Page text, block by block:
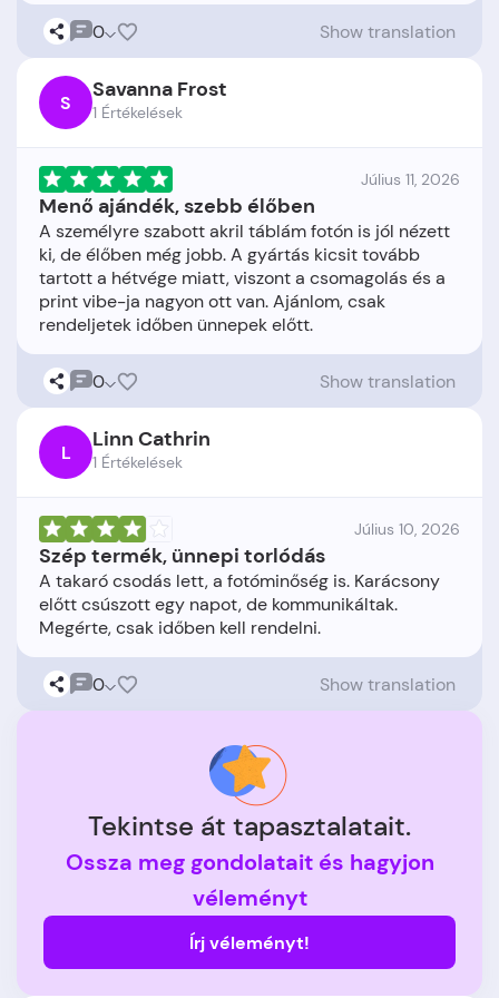
0 Show translation
S Savanna Frost
1 Értékelések
Július 11, 2026
Menő ajándék, szebb élőben
A személyre szabott akril táblám fotón is jól nézett
ki, de élőben még jobb. A gyártás kicsit tovább
tartott a hétvége miatt, viszont a csomagolás és a
print vibe-ja nagyon ott van. Ajánlom, csak
0 Show translation
L Linn Cathrin
1 Értékelések
Július 10, 2026
Szép termék, ünnepi torlódás
A takaró csodás lett, a fotóminőség is. Karácsony
előtt csúszott egy napot, de kommunikáltak.
0 Show translation
Tekintse át tapasztalatait.
Ossza meg gondolatait és hagyjon
véleményt
Írj véleményt!